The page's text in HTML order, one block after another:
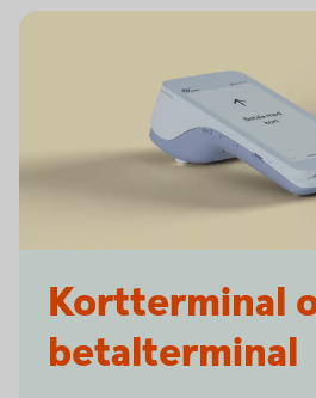
Kortterminal
betalterminal